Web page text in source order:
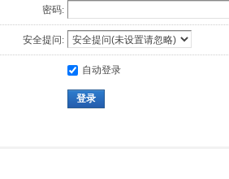
密码:
安全提问:
自动登录
登录